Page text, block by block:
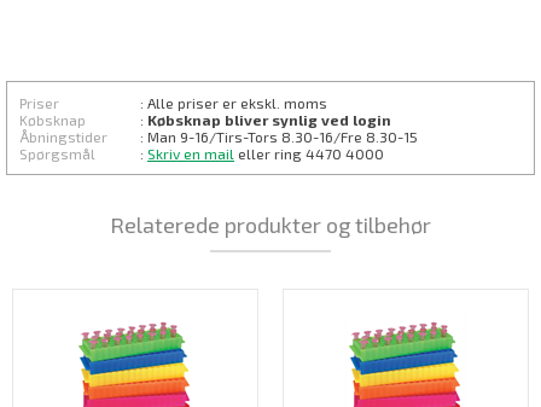
Priser
: Alle priser er ekskl. moms
Købsknap
: Købsknap bliver synlig ved login
Åbningstider
: Man 9-16/Tirs-Tors 8.30-16/Fre 8.30-15
Spørgsmål
: Skriv en mail eller ring 4470 4000
Relaterede produkter og tilbehør